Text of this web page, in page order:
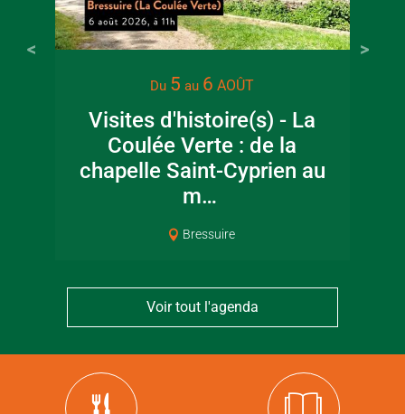
Du 5 au 6 AOÛT
Visites d'histoire(s) - La
Coulée Verte : de la
chapelle Saint-Cyprien au
m…
Bressuire
Voir tout l'agenda